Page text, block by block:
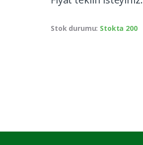
Stok durumu: Stokta 200